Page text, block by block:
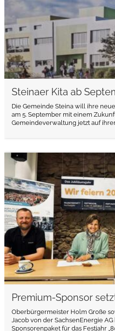
Steinaer Kita ab
Die Gemeinde Steina will ihre
am 5. September mit einem
Gemeindeverwaltung jetzt auf
Premium-Sponsor
Oberbürgermeister Holm Große
Jacob von der SachsenEnergie
Sponsorenpaket für das Festjahr